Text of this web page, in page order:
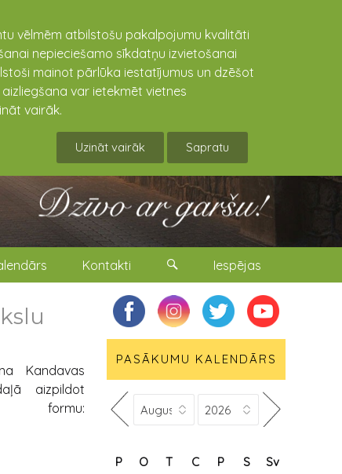
vēlmēm atbilstošu pakalpojumu kvalitāti
nepieciešamo sīkdatņu izvietošanai
mainot pārlūka iestatījumus un dzēšot
var ietekmēt vietnes
vairāk.
Uzināt vairāk Sapratu
Kontakti Iespējas
Kandavas
aizpildot
PASĀKUMU KALENDĀRS
P O T C P S Sv